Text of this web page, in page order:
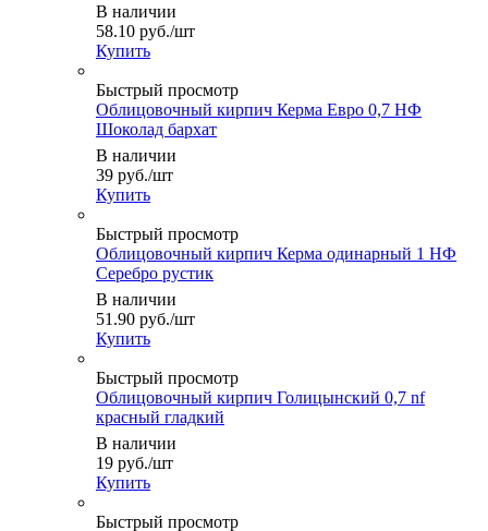
В наличии
58.10 руб./шт
Купить
Быстрый просмотр
Облицовочный кирпич Керма Евро 0,7 НФ
Шоколад бархат
В наличии
39 руб./шт
Купить
Быстрый просмотр
Облицовочный кирпич Керма одинарный 1 НФ
Серебро рустик
В наличии
51.90 руб./шт
Купить
Быстрый просмотр
Облицовочный кирпич Голицынский 0,7 nf
красный гладкий
В наличии
19 руб./шт
Купить
Быстрый просмотр